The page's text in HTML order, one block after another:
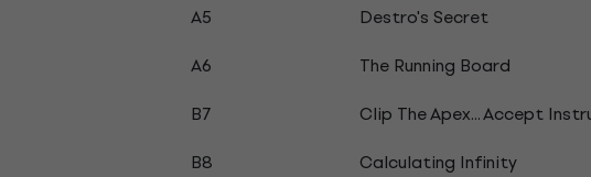
A5
Destro's Secret
A6
The Running Board
B7
Clip The Apex... Accept
B8
Calculating Infinity